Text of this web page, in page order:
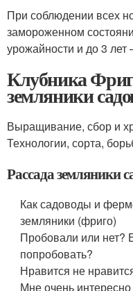
При соблюдении всех
замороженном
урожайности и до 3
Клубника
земляники
Выращивание, сбор и
Технологии, сорта,
Рассада земляники
Как садоводы и
земляники (фриго)
Пробовали или нет?
попробовать?
Нравится не
Мне очень